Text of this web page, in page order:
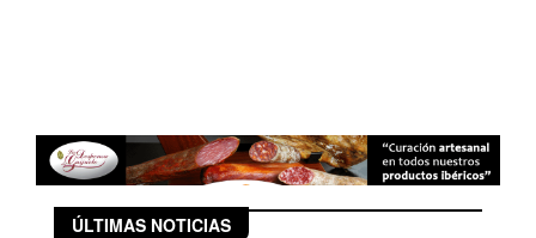
ÚLTIMAS NOTICIAS